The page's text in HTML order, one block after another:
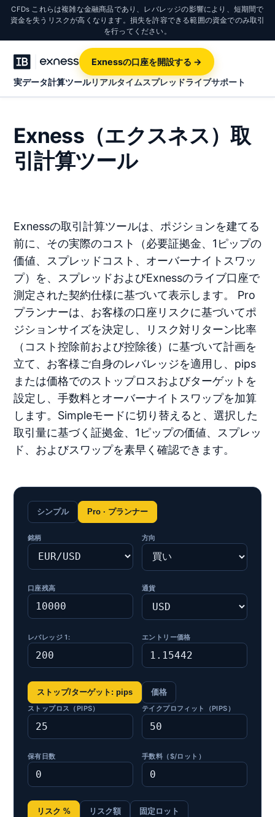
CFDs これらは複雑な金融商品であり、レバレッジの影響により、短期間で
資金を失うリスクが高くなります。損失を許容できる範囲の資金でのみ取引
を行ってください。
実データ計算ツールリアルタイムスプレッドライブサポート
Exnessの口座を開設する →
Exness（エクスネス）取
引計算ツール
Exnessの取引計算ツールは、ポジションを建てる
前に、その実際のコスト（必要証拠金、1ピップの
価値、スプレッドコスト、オーバーナイトスワッ
プ）を、スプレッドおよびExnessのライブ口座で
測定された契約仕様に基づいて表示します。 Pro
プランナーは、お客様の口座リスクに基づいてポ
ジションサイズを決定し、リスク対リターン比率
（コスト控除前および控除後）に基づいて計画を
立て、お客様ご自身のレバレッジを適用し、pips
または価格でのストップロスおよびターゲットを
設定し、手数料とオーバーナイトスワップを加算
します。Simpleモードに切り替えると、選択した
取引量に基づく証拠金、1ピップの価値、スプレッ
ド、およびスワップを素早く確認できます。
シンプル Pro · プランナー
銘柄 方向
口座残高 通貨
レバレッジ 1: エントリー価格
ストップ/ターゲット: pips 価格
ストップロス（PIPS） テイクプロフィット（PIPS）
保有日数 手数料（$/ロット）
リスク % リスク額 固定ロット